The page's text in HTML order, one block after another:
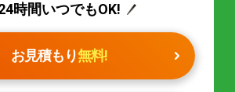
時間いつでもOK!
お見積もり無料!